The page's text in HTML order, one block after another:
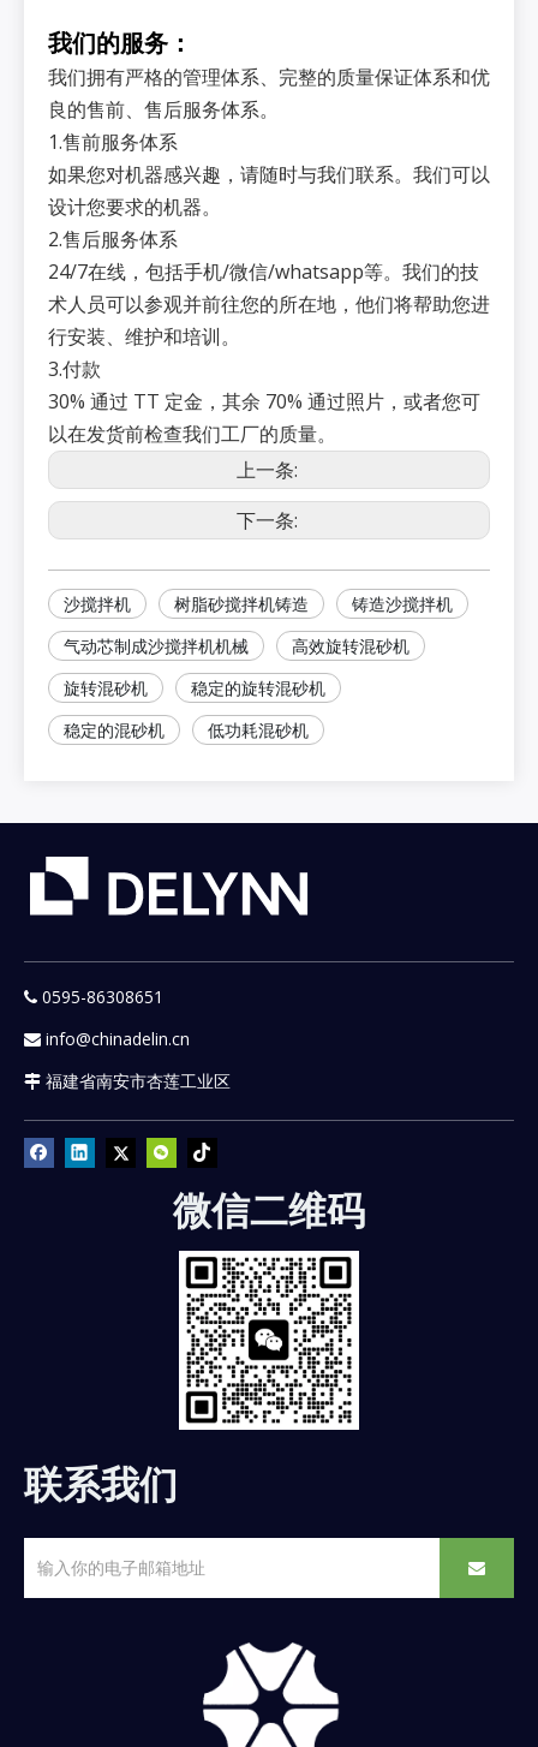
总装机功率
1
总驱动
功率
(KW)
112 135 200 250 310
2 (KWh/t
)
3.1 2.7 3.0 2.8 2.7
总重量
（公
6700 12400 13200 16900
我们的服务：
我们拥有严格的管理体系、完整的质量保证体系和优
良的售前、售后服务体系。
1.售前服务体系
如果您对机器感兴趣，请随时与我们联系。我们可以
设计您要求的机器。
2.售后服务体系
24/7在线，包括手机/微信/whatsapp等。我们的技
术人员可以参观并前往您的所在地，他们将帮助您进
行安装、维护和培训。
3.付款
30% 通过 TT 定金，其余 70% 通过照片，或者您可
以在发货前检查我们工厂的质量。
上一条:
下一条:
沙搅拌机 树脂砂搅拌机铸造
铸造沙搅拌机
气动芯制成沙搅拌机机械
高效旋转混砂机
旋转混砂机
稳定的旋转混砂机
稳定的混砂机
低功耗混砂机
 0595-86308651
 info@chinadelin.cn
 福建省南安市杏莲工业区
微信二维码
联系我们